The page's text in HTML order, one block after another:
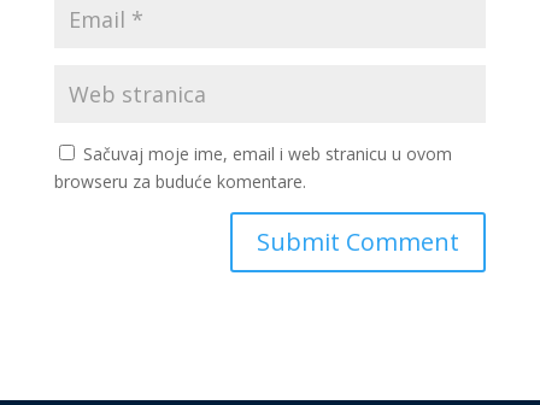
Sačuvaj moje ime, email i web stranicu u ovom
browseru za buduće komentare.